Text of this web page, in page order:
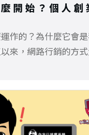
開始？個人
作的？為什麼它會
來，網路行銷的方